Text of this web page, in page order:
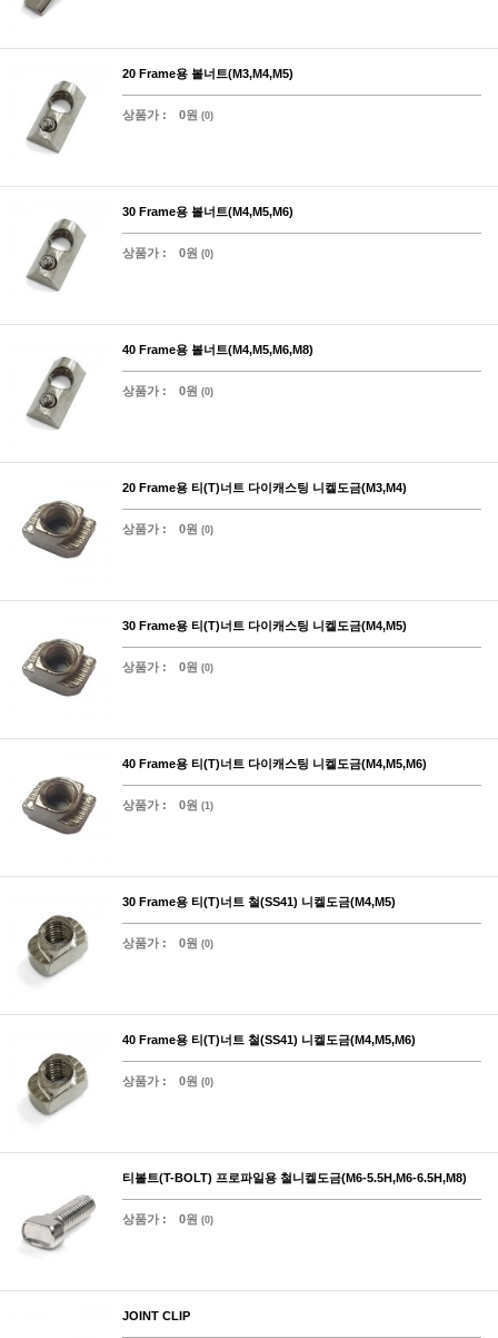
20 Frame용 볼너트(M3,M4,M5)
상품가 : 0원 (0)
30 Frame용 볼너트(M4,M5,M6)
상품가 : 0원 (0)
40 Frame용 볼너트(M4,M5,M6,M8)
상품가 : 0원 (0)
20 Frame용 티(T)너트 다이캐스팅 니켈도금(M3,M4)
상품가 : 0원 (0)
30 Frame용 티(T)너트 다이캐스팅 니켈도금(M4,M5)
상품가 : 0원 (0)
40 Frame용 티(T)너트 다이캐스팅 니켈도금(M4,M5,M6)
상품가 : 0원 (1)
30 Frame용 티(T)너트 철(SS41) 니켈도금(M4,M5)
상품가 : 0원 (0)
40 Frame용 티(T)너트 철(SS41) 니켈도금(M4,M5,M6)
상품가 : 0원 (0)
티볼트(T-BOLT) 프로파일용 철니켈도금(M6-5.5H,M6-6.5H,M8)
상품가 : 0원 (0)
JOINT CLIP